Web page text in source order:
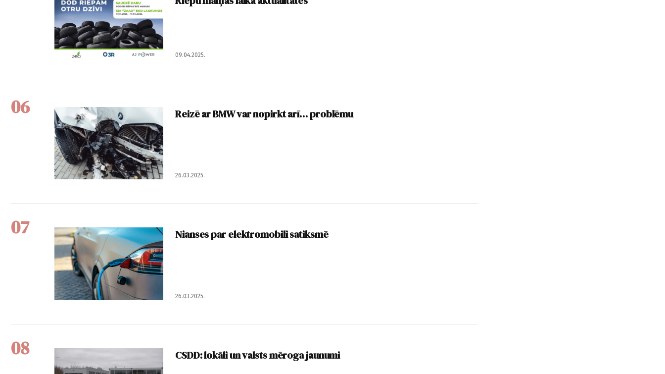
09.04.2025.
06 Reizē ar BMW var nopirkt arī… problēmu
26.03.2025.
07 Nianses par elektromobili satiksmē
26.03.2025.
08 CSDD: lokāli un valsts mēroga jaunumi